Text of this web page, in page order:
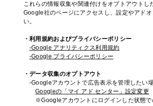
これらの情報収集や関連付けをオプトアウトし
Google社のページにアクセスし、設定やアドオ
い。
・利用規約およびプライバシーポリシー
-Google アナリティクス利用規約
-Google プライバシーポリシー
・データ収集のオプトアウト
-Googleアカウントで広告表示を管理したい
Googleの「マイ アド センター」設定変更
※Googleアカウントにログインした状態で